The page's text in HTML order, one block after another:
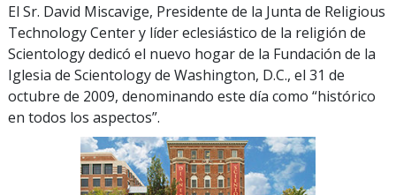
El Sr. David Miscavige, Presidente de la Junta de Religious
Technology Center y líder eclesiástico de la religión de
Scientology dedicó el nuevo hogar de la Fundación de la
Iglesia de Scientology de Washington, D.C., el 31 de
octubre de 2009, denominando este día como “histórico
en todos los aspectos”.